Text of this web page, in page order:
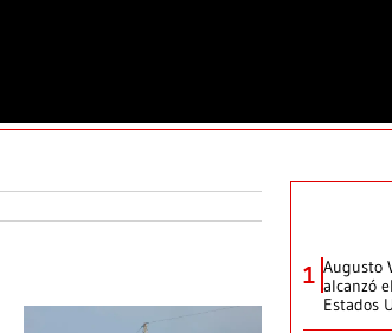
1 Augusto
alcanzó
Estados